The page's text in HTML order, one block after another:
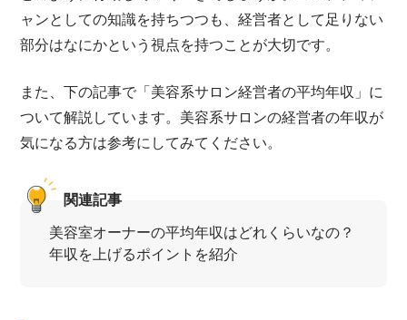
ャンとしての知識を持ちつつも、経営者として足りない
部分はなにかという視点を持つことが大切です。
また、下の記事で「美容系サロン経営者の平均年収」に
ついて解説しています。美容系サロンの経営者の年収が
気になる方は参考にしてみてください。
関連記事
美容室オーナーの平均年収はどれくらいなの？
年収を上げるポイントを紹介